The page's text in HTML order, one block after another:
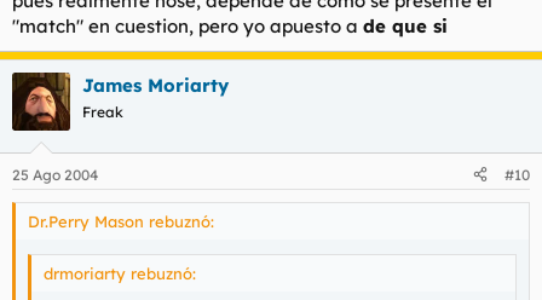
"match" en cuestion, pero yo apuesto a de que si
James Moriarty
Freak
25 Ago 2004 #10
Dr.Perry Mason rebuznó:
drmoriarty rebuznó: